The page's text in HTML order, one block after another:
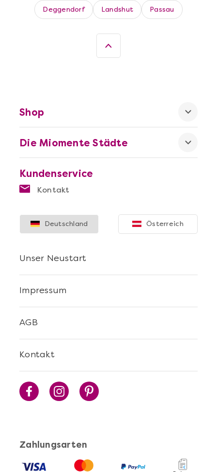
Wein- & Käse-Genuss@Home für 2
Mehr anzeigen
Sushi Selber Machen - DIY-Set
Deggendorf Landshut Passau
Kundenservice
Kontakt
Die Miomente Städte
Shop
Zahlungsarten
Kontakt
AGB
Impressum
Unser Neustart
Deutschland Österreich